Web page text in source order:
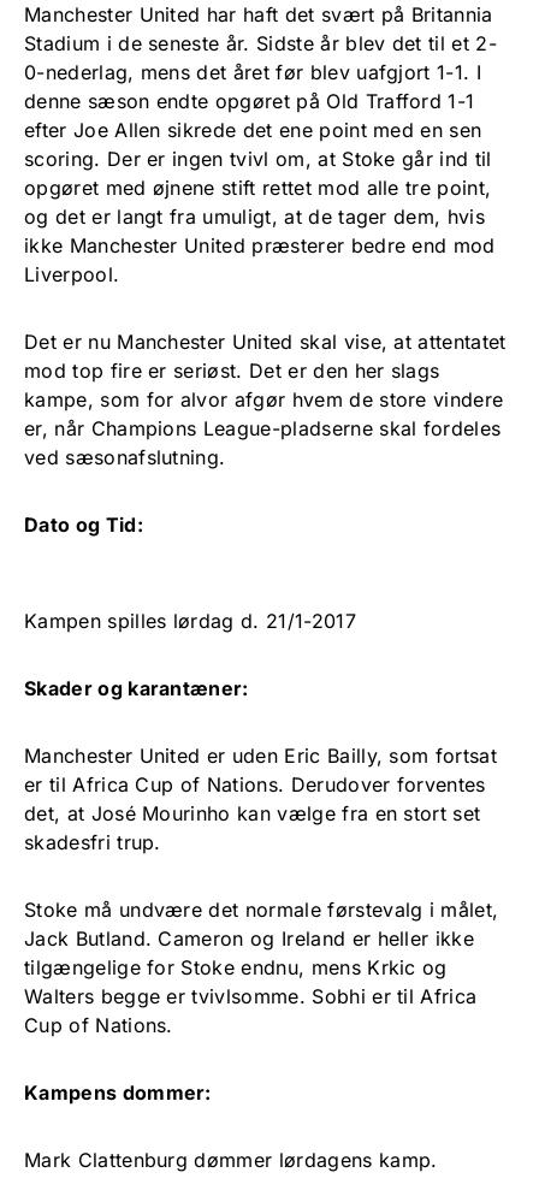
Manchester United har haft det svært på Britannia
Stadium i de seneste år. Sidste år blev det til et 2-
0-nederlag, mens det året før blev uafgjort 1-1. I
denne sæson endte opgøret på Old Trafford 1-1
efter Joe Allen sikrede det ene point med en sen
scoring. Der er ingen tvivl om, at Stoke går ind til
opgøret med øjnene stift rettet mod alle tre point,
og det er langt fra umuligt, at de tager dem, hvis
ikke Manchester United præsterer bedre end mod
Liverpool.
Det er nu Manchester United skal vise, at attentatet
mod top fire er seriøst. Det er den her slags
kampe, som for alvor afgør hvem de store vindere
er, når Champions League-pladserne skal fordeles
ved sæsonafslutning.
Dato og Tid:
Kampen spilles lørdag d. 21/1-2017
Skader og karantæner:
Manchester United er uden Eric Bailly, som fortsat
er til Africa Cup of Nations. Derudover forventes
det, at José Mourinho kan vælge fra en stort set
skadesfri trup.
Stoke må undvære det normale førstevalg i målet,
Jack Butland. Cameron og Ireland er heller ikke
tilgængelige for Stoke endnu, mens Krkic og
Walters begge er tvivlsomme. Sobhi er til Africa
Cup of Nations.
Kampens dommer:
Mark Clattenburg dømmer lørdagens kamp.